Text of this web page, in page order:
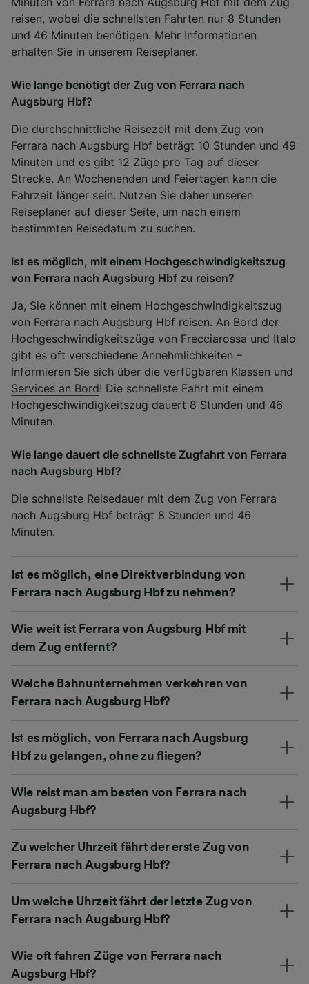
reisen, wobei die schnellsten Fahrten nur 8 Stunden
und 46 Minuten benötigen. Mehr Informationen
erhalten Sie in unserem Reiseplaner.
Wie lange benötigt der Zug von Ferrara nach
Augsburg Hbf?
Die durchschnittliche Reisezeit mit dem Zug von
Ferrara nach Augsburg Hbf beträgt 10 Stunden und 49
Minuten und es gibt 12 Züge pro Tag auf dieser
Strecke. An Wochenenden und Feiertagen kann die
Fahrzeit länger sein. Nutzen Sie daher unseren
Reiseplaner auf dieser Seite, um nach einem
bestimmten Reisedatum zu suchen.
Ist es möglich, mit einem Hochgeschwindigkeitszug
von Ferrara nach Augsburg Hbf zu reisen?
Ja, Sie können mit einem Hochgeschwindigkeitszug
von Ferrara nach Augsburg Hbf reisen. An Bord der
Hochgeschwindigkeitszüge von Frecciarossa und Italo
gibt es oft verschiedene Annehmlichkeiten –
Informieren Sie sich über die verfügbaren Klassen und
Services an Bord! Die schnellste Fahrt mit einem
Hochgeschwindigkeitszug dauert 8 Stunden und 46
Minuten.
Wie lange dauert die schnellste Zugfahrt von Ferrara
nach Augsburg Hbf?
Die schnellste Reisedauer mit dem Zug von Ferrara
nach Augsburg Hbf beträgt 8 Stunden und 46
Minuten.
Ist es möglich, eine Direktverbindung von
Ferrara nach Augsburg Hbf zu nehmen?
Wie weit ist Ferrara von Augsburg Hbf mit
dem Zug entfernt?
Welche Bahnunternehmen verkehren von
Ferrara nach Augsburg Hbf?
Ist es möglich, von Ferrara nach Augsburg
Hbf zu gelangen, ohne zu fliegen?
Wie reist man am besten von Ferrara nach
Augsburg Hbf?
Zu welcher Uhrzeit fährt der erste Zug von
Ferrara nach Augsburg Hbf?
Um welche Uhrzeit fährt der letzte Zug von
Ferrara nach Augsburg Hbf?
Wie oft fahren Züge von Ferrara nach
Augsburg Hbf?